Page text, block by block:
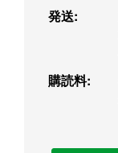
発送:
購読料: